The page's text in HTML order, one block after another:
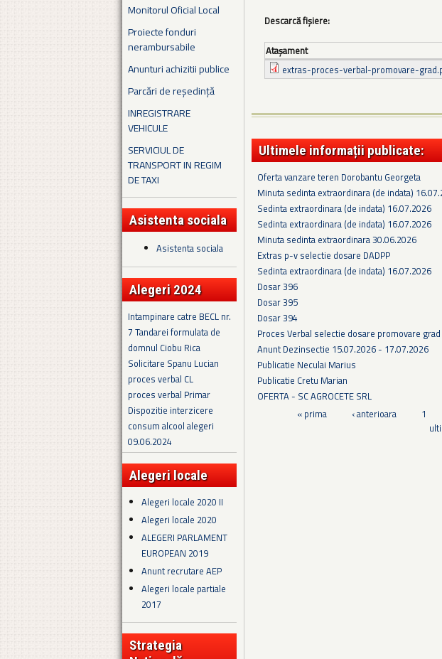
Monitorul Oficial Local
Proiecte fonduri
nerambursabile
Anunturi achizitii publice
Parcări de reședință
INREGISTRARE
VEHICULE
SERVICIUL DE
TRANSPORT IN REGIM
DE TAXI
Asistenta sociala
Asistenta sociala
Alegeri 2024
Intampinare catre BECL nr.
7 Tandarei formulata de
domnul Ciobu Rica
Solicitare Spanu Lucian
proces verbal CL
proces verbal Primar
Dispozitie interzicere
consum alcool alegeri
09.06.2024
Alegeri locale
Alegeri locale 2020 II
Alegeri locale 2020
ALEGERI PARLAMENT
EUROPEAN 2019
Anunt recrutare AEP
Alegeri locale partiale
2017
Strategia
Descarcă fișiere:
Ataşament
extras-proces-verbal-promovare-
Ultimele informații publicate:
Oferta vanzare teren Dorobantu Georgeta
Minuta sedinta extraordinara (de indata)
Sedinta extraordinara (de indata) 16.07.2026
Sedinta extraordinara (de indata) 16.07.2026
Minuta sedinta extraordinara 30.06.2026
Extras p-v selectie dosare DADPP
Sedinta extraordinara (de indata) 16.07.2026
Dosar 396
Dosar 395
Dosar 394
Proces Verbal selectie dosare promovare
Anunt Dezinsectie 15.07.2026 - 17.07.2026
Publicatie Neculai Marius
Publicatie Cretu Marian
OFERTA - SC AGROCETE SRL
Pagini« prima ‹ anterioara 1